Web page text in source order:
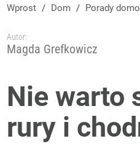
Wprost / Dom / Porady
Autor:
Magda Grefkowicz
Nie warto
rury i